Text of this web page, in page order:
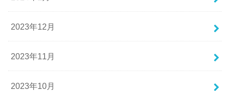
2023年12月
2023年11月
2023年10月